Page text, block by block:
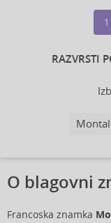
1
RAZVRSTI
O blagovni
Francoska znamka